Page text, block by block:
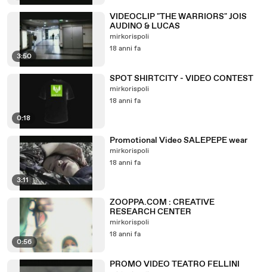
3:50
VIDEOCLIP "THE WARRIORS" JOIS
AUDINO & LUCAS
mirkorispoli
18 anni fa
0:18
SPOT SHIRTCITY - VIDEO CONTEST
mirkorispoli
18 anni fa
3:11
Promotional Video SALEPEPE wear
mirkorispoli
18 anni fa
0:56
ZOOPPA.COM : CREATIVE
RESEARCH CENTER
mirkorispoli
18 anni fa
PROMO VIDEO TEATRO FELLINI